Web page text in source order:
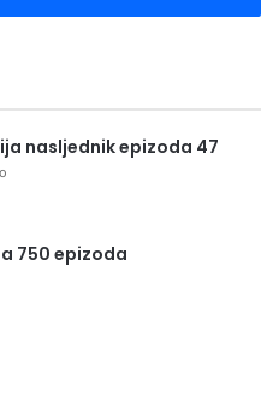
nasljednik epizoda 47
750 epizoda